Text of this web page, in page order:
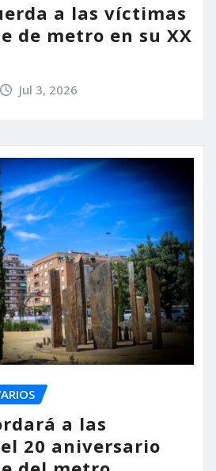
a las víctimas
de metro en su XX
Jul 3, 2026
a las
20 aniversario